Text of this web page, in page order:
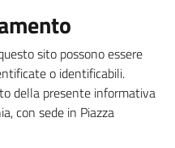
sito possono essere
o identificabili.
della presente informativa
con sede in Piazza